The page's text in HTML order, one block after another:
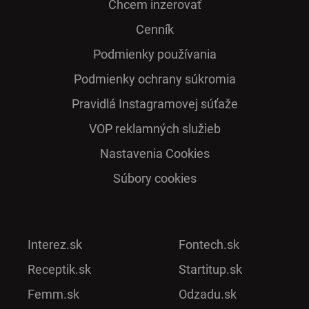
Chcem inzerovať
Cenník
Podmienky používania
Podmienky ochrany súkromia
Pra­vidlá Ins­ta­gra­mo­vej sú­ťaže
VOP reklamných služieb
Nastavenia Cookies
Súbory cookies
Interez.sk
Receptik.sk
Femm.sk
Fontech.sk
Startitup.sk
Odzadu.sk